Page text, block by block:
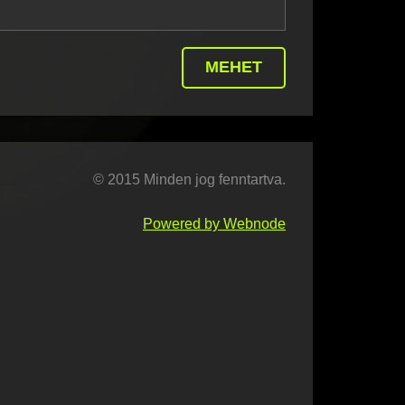
© 2015 Minden jog fenntartva.
Powered by Webnode